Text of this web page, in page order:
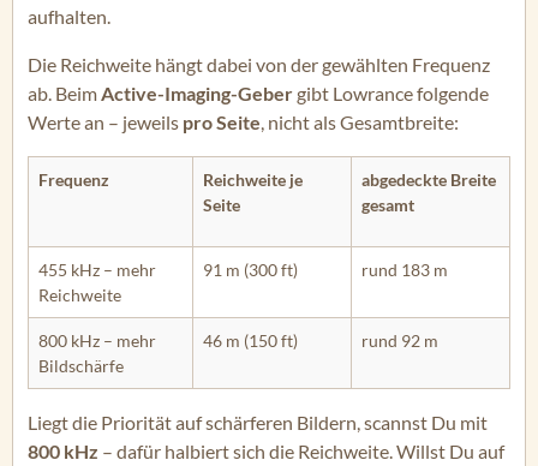
aufhalten.
Die Reichweite hängt dabei von der gewählten Frequenz
ab. BeimActive-Imaging-Gebergibt Lowrance folgende
Werte an – jeweils pro Seite, nicht als Gesamtbreite:
Frequenz
Reichweite je
Seite
abgedeckte Breite
gesamt
455 kHz – mehr
Reichweite
91 m (300 ft) rund 183 m
800 kHz – mehr
Bildschärfe
46 m (150 ft) rund 92 m
Liegt die Priorität auf schärferen Bildern, scannst Du mit
800 kHz – dafür halbiert sich die Reichweite. Willst Du auf